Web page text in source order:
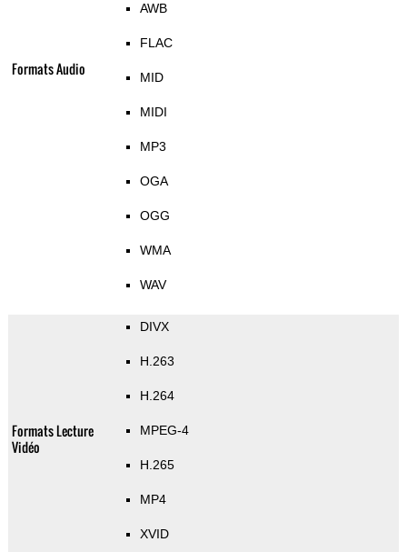
Formats Audio
AWB
FLAC
MID
MIDI
MP3
OGA
OGG
WMA
WAV
Formats Lecture
Vidéo
DIVX
H.263
H.264
MPEG-4
H.265
MP4
XVID